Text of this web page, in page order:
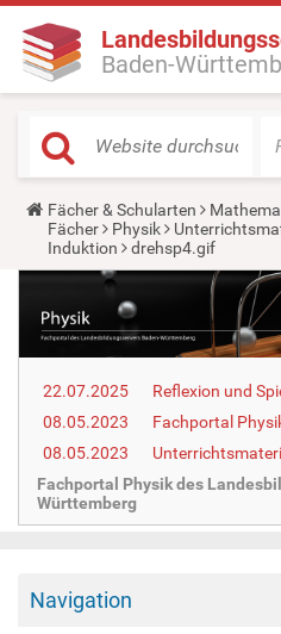
Baden-
Y
o
u
a
h
e
r
:
Fächer & Schularten
Fächer
Physik
Induktion
drehsp4.gif
22.07.2025
Reflexion und
08.05.2023
Fachportal
08.05.2023
Fachportal Physik des
Württemberg
Navigation